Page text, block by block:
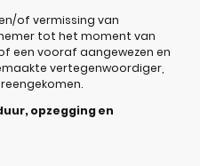
of vermissing van
tot het moment van
een vooraf aangewezen en
vertegenwoordiger,
opzegging en